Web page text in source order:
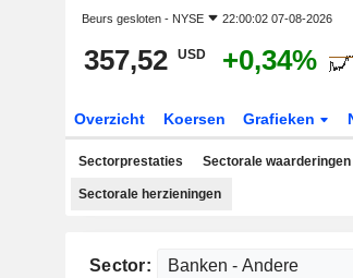
Beurs gesloten - NYSE 22:00:02 07-08-2026
357,52 USD +0,34%
Overzicht Koersen Grafieken
Sectorprestaties Sectorale waarderingen
Sectorale herzieningen
Sector: